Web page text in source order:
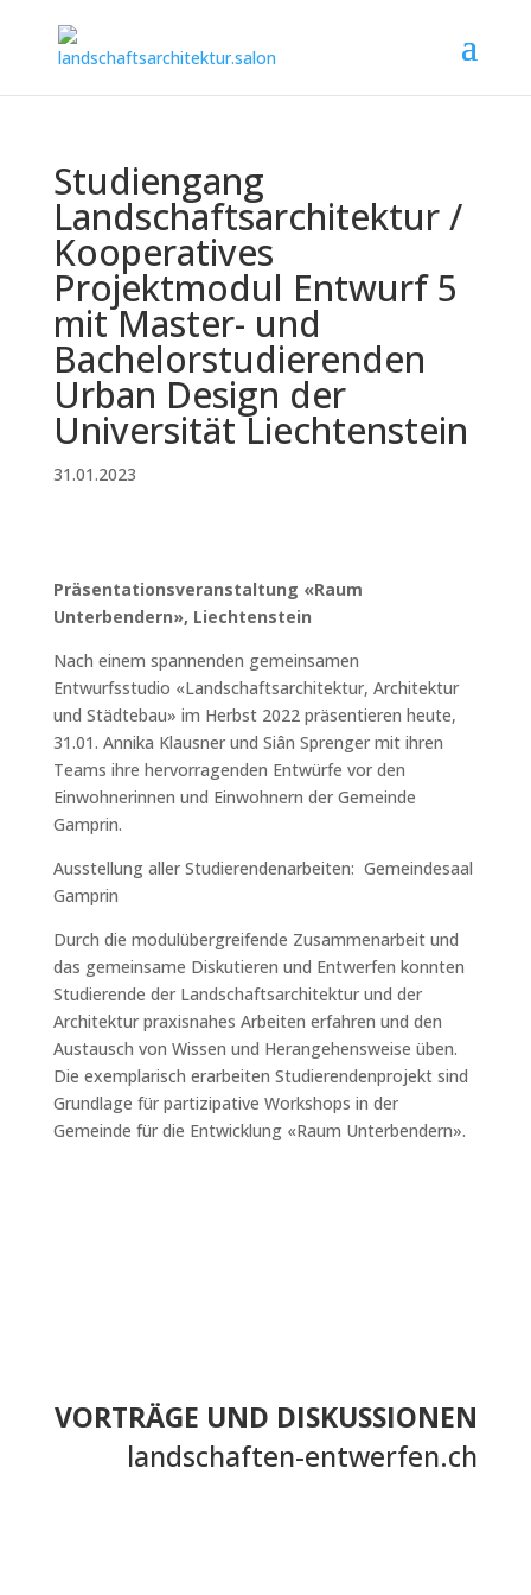
Studiengang
Landschaftsarchitektur /
Kooperatives
Projektmodul Entwurf 5
mit Master- und
Bachelorstudierenden
Urban Design der
Universität Liechtenstein
31.01.2023
Präsentationsveranstaltung «Raum
Unterbendern», Liechtenstein
Nach einem spannenden gemeinsamen
Entwurfsstudio «Landschaftsarchitektur, Architektur
und Städtebau» im Herbst 2022 präsentieren heute,
31.01. Annika Klausner und Siân Sprenger mit ihren
Teams ihre hervorragenden Entwürfe vor den
Einwohnerinnen und Einwohnern der Gemeinde
Gamprin.
Ausstellung aller Studierendenarbeiten: Gemeindesaal
Gamprin
Durch die modulübergreifende Zusammenarbeit und
das gemeinsame Diskutieren und Entwerfen konnten
Studierende der Landschaftsarchitektur und der
Architektur praxisnahes Arbeiten erfahren und den
Austausch von Wissen und Herangehensweise üben.
Die exemplarisch erarbeiten Studierendenprojekt sind
Grundlage für partizipative Workshops in der
Gemeinde für die Entwicklung «Raum Unterbendern».
VORTRÄGE UND DISKUSSIONEN
landschaften-entwerfen.ch